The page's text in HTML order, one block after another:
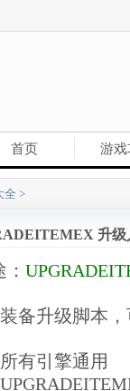
首页 游戏
全 >
升级
备升级脚本
有引擎通用